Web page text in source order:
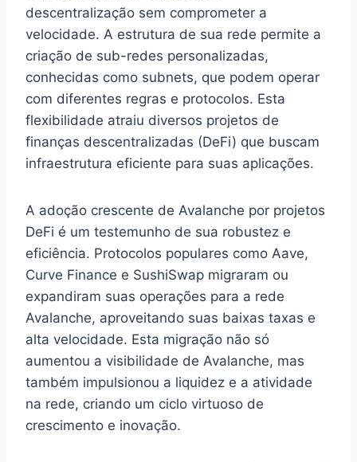
descentralização sem comprometer a
velocidade. A estrutura de sua rede permite a
criação de sub-redes personalizadas,
conhecidas como subnets, que podem operar
com diferentes regras e protocolos. Esta
flexibilidade atraiu diversos projetos de
finanças descentralizadas (DeFi) que buscam
infraestrutura eficiente para suas aplicações.
A adoção crescente de Avalanche por projetos
DeFi é um testemunho de sua robustez e
eficiência. Protocolos populares como Aave,
Curve Finance e SushiSwap migraram ou
expandiram suas operações para a rede
Avalanche, aproveitando suas baixas taxas e
alta velocidade. Esta migração não só
aumentou a visibilidade de Avalanche, mas
também impulsionou a liquidez e a atividade
na rede, criando um ciclo virtuoso de
crescimento e inovação.